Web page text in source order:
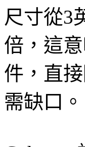
尺寸從3
倍，這
件，直
需缺口。